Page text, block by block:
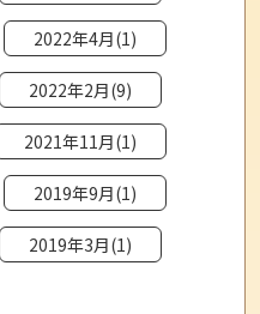
2022年4月(1)
2022年2月(9)
2021年11月(1)
2019年9月(1)
2019年3月(1)